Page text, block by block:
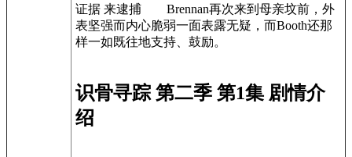
证据 来逮捕 Brennan再次来到母亲坟前，外
表坚强而内心脆弱一面表露无疑，而Booth还那
样一如既往地支持、鼓励。
识骨寻踪 第二季 第1集 剧情介
绍